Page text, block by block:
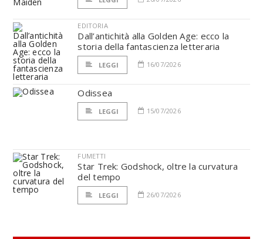
EDITORIA
Dall’antichità alla Golden Age: ecco la
storia della fantascienza letteraria
LEGGI 16/07/2026
Odissea
LEGGI 15/07/2026
FUMETTI
Star Trek: Godshock, oltre la curvatura
del tempo
LEGGI 26/07/2026